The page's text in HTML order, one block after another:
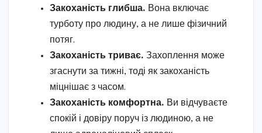
Закоханість глибша. Вона включає
турботу про людину, а не лише фізичний
потяг.
Закоханість триває. Захоплення може
згаснути за тижні, тоді як закоханість
міцнішає з часом.
Закоханість комфортна. Ви відчуваєте
спокій і довіру поруч із людиною, а не